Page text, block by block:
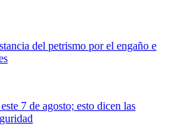
del petrismo por el engaño e
7 de agosto; esto dicen las